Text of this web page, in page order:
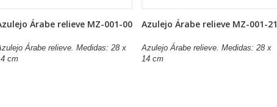
Árabe relieve MZ-001-00
Árabe relieve. Medidas: 28 x
cm
Azulejo Árabe relieve MZ-001-21
Azulejo Árabe relieve. Medidas: 28 x
14 cm